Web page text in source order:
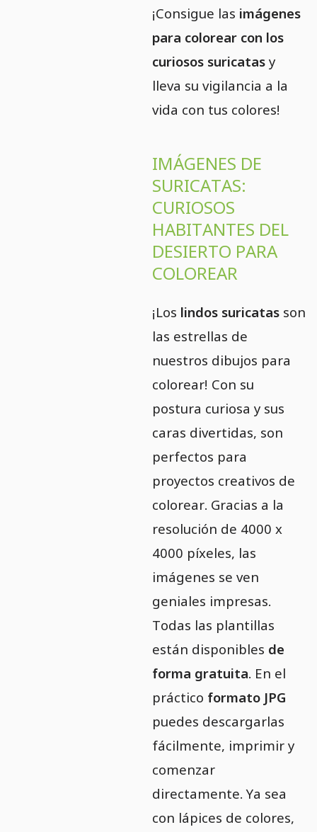
¡Consigue las imágenes
para colorear con los
curiosos suricatasy
lleva su vigilancia a la
vida con tus colores!
IMÁGENES DE
SURICATAS:
CURIOSOS
HABITANTES DEL
DESIERTO PARA
COLOREAR
¡Los lindos suricatasson
las estrellas de
nuestros dibujos para
colorear! Con su
postura curiosa y sus
caras divertidas, son
perfectos para
proyectos creativos de
colorear. Gracias a la
resolución de 4000 x
4000 píxeles, las
imágenes se ven
geniales impresas.
Todas las plantillas
están disponibles de
forma gratuita. En el
práctico formato JPG
puedes descargarlas
fácilmente, imprimir y
comenzar
directamente. Ya sea
con lápices de colores,